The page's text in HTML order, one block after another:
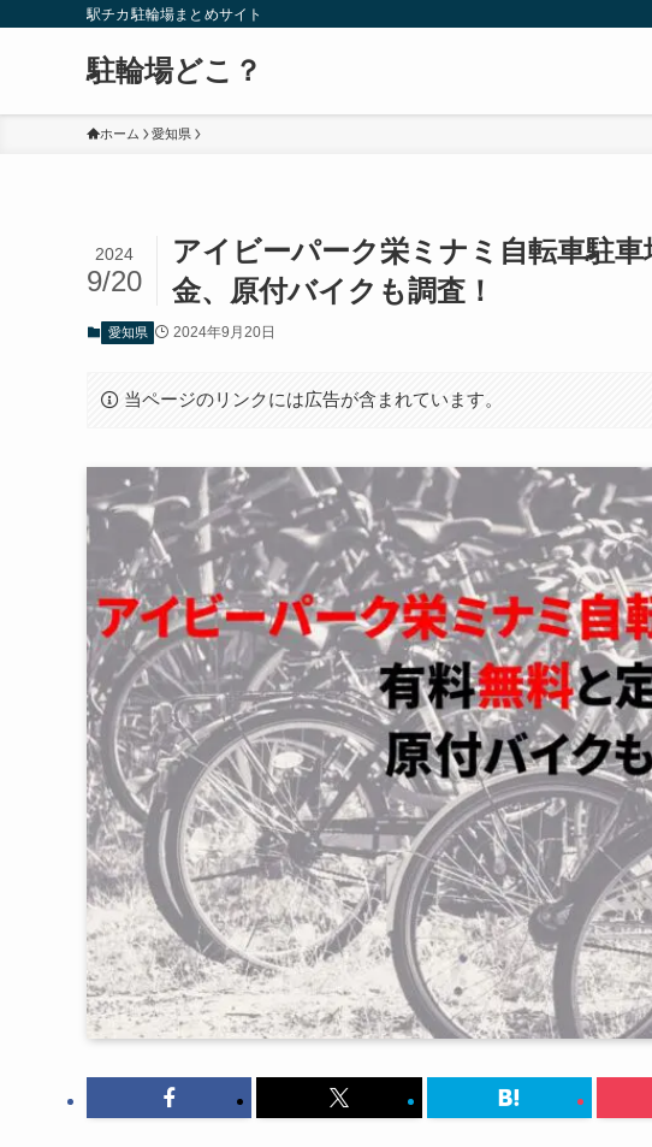
駅チカ駐輪場まとめサイト
駐輪場どこ？
ホーム 愛知県
アイビーパーク栄ミナミ自転車駐
金、原付バイクも調査！
2024
9/20
愛知県 2024年9月20日
当ページのリンクには広告が含まれています。